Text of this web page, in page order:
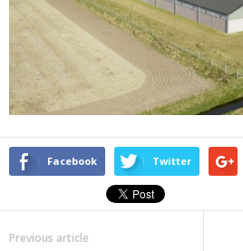
Facebook Twitter
Previous article